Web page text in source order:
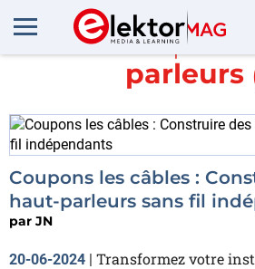
En savoir plus
parleurs
Coupons les câbles :
haut-parleurs sans fil
par JN
20-06-2024 | Transformez votre